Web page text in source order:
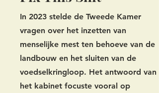
In 2023 stelde de Tweede Kamer
vragen over het inzetten van
menselijke mest ten behoeve van de
landbouw en het sluiten van de
voedselkringloop. Het antwoord van
het kabinet focuste vooral op